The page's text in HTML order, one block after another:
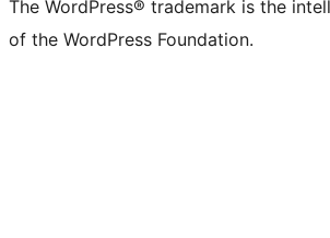
The WordPress® trademark is the
of the WordPress Foundation.